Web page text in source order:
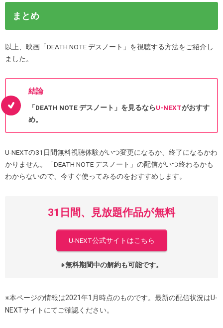
まとめ
以上、映画「DEATH NOTE デスノート」を視聴する方法をご紹介し
ました。
結論
「DEATH NOTE デスノート」を見るならU-NEXTがおすす
め。
U-NEXTの31日間無料視聴体験がいつ変更になるか、終了になるかわ
かりません。「DEATH NOTE デスノート」の配信がいつ終わるかも
わからないので、今すぐ使ってみるのをおすすめします。
31日間、見放題作品が無料
U-NEXT公式サイトはこちら
※無料期間中の解約も可能です。
※本ページの情報は2021年1月時点のものです。最新の配信状況はU-
NEXTサイトにてご確認ください。